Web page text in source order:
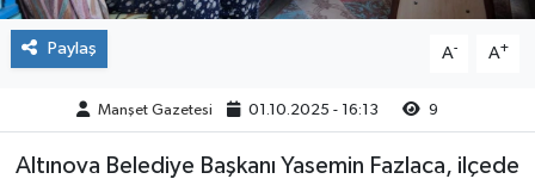
Paylaş A- A+
Manşet Gazetesi 01.10.2025 - 16:13 9
Altınova Belediye Başkanı Yasemin Fazlaca, ilçede